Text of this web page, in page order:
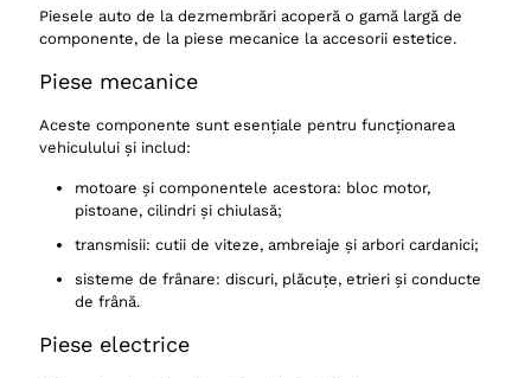
Piesele auto de la dezmembrări acoperă o gamă largă de
componente, de la piese mecanice la accesorii estetice.
Piese mecanice
Aceste componente sunt esențiale pentru funcționarea
vehiculului și includ:
motoare și componentele acestora: bloc motor,
pistoane, cilindri și chiulasă;
transmisii: cutii de viteze, ambreiaje și arbori cardanici;
sisteme de frânare: discuri, plăcuțe, etrieri și conducte
de frână.
Piese electrice